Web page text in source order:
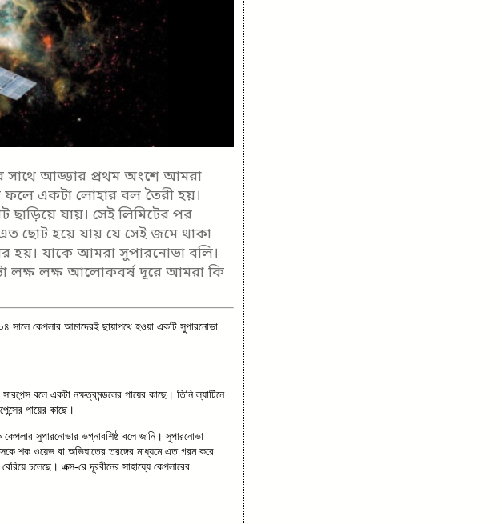
সাথে আড্ডার প্রথম অংশে আমরা
ফলে একটা লোহার বল তৈরী হয়।
যায়। সেই লিমিটের পর
ছোট হয়ে যায় যে সেই জমে থাকা
হয়। যাকে আমরা সুপারনোভা বলি।
লক্ষ লক্ষ আলোকবর্ষ দূরে আমরা কি
সালে কেপলার আমাদেরই ছায়াপথে হওয়া একটি সুপারনোভা
বলে একটা নক্ষত্রমন্ডলের পায়ের কাছে। তিনি ল্যাটিনে
পায়ের কাছে।
সুপারনোভার ভগ্নাবশিষ্ঠ বলে জানি। সুপারনোভা
শক ওয়েভ বা অভিঘাতের তরঙ্গের মাধ্যমে এত গরম করে
চলেছে। এক্স-রে দূরবীনের সাহায্যে কেপলারের